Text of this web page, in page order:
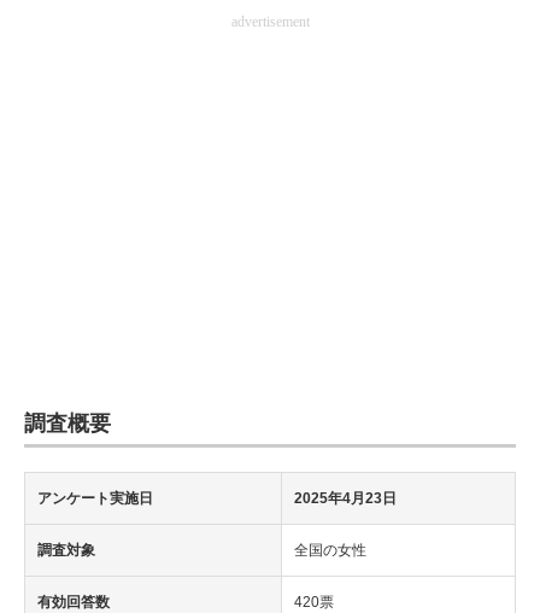
advertisement
調査概要
アンケート実施日 2025年4月23日
調査対象 全国の女性
有効回答数 420票